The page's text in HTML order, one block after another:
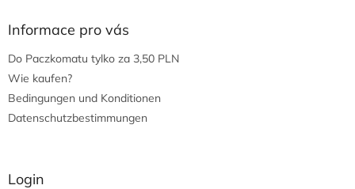
Informace pro vás
Do Paczkomatu tylko za 3,50 PLN
Wie kaufen?
Bedingungen und Konditionen
Datenschutzbestimmungen
Login